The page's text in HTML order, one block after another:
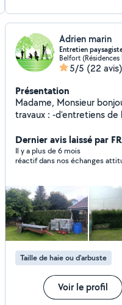
Adrien marin
Entretien
Belfort (Résidences
5/5 (22 avis)
Présentation
Madame, Monsieur bonjour, Je peux réaliser
travaux : -d'entretiens de haies et de massifs -l'élagage
petites surface
état/débroussaillage de friches 15 ans
dans le domaine. Je peux également vous aidez lors de
et gros encombrants,
Dernier avis laissé par
Il y a plus de 6 mois
réactif
Taille de haie ou d'arbuste
Voir le profil